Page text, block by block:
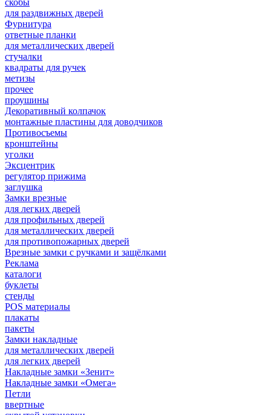
скобы
для раздвижных дверей
Фурнитура
ответные планки
для металлических дверей
стучалки
квадраты для ручек
метизы
прочее
проушины
Декоративный колпачок
монтажные пластины для доводчиков
Противосъемы
кронштейны
уголки
Эксцентрик
регулятор прижима
заглушка
Замки врезные
для легких дверей
для профильных дверей
для металлических дверей
для противопожарных дверей
Врезные замки с ручками и защёлками
Реклама
каталоги
буклеты
стенды
POS материалы
плакаты
пакеты
Замки накладные
для металлических дверей
для легких дверей
Накладные замки «Зенит»
Накладные замки «Омега»
Петли
ввертные